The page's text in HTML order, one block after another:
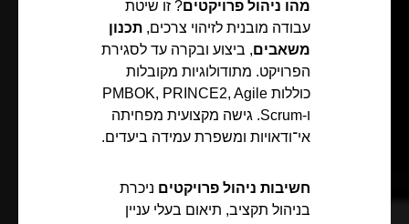
מהו ניהול פרויקטים? זו שיטת
עבודה מובנית לזיהוי צרכים, תכנון
משאבים, ביצוע ובקרה עד לסגירת
הפרויקט. מתודולוגיות מקובלות
כוללות PMBOK, PRINCE2, Agile
ו-Scrum. גישה מקצועית מפחיתה
אי־ודאויות ומשפרת עמידה ביעדים.
חשיבות ניהול פרויקטים ניכרת
בניהול תקציב, תיאום בעלי עניין